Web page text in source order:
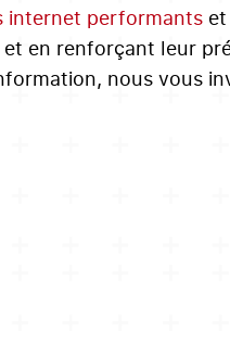
internet performantset
en renforçant leur
nous vous